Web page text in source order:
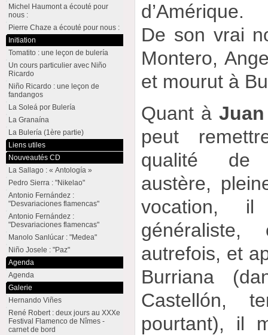
d’Amérique.
De son vrai
Montero,
et mourut à
Quant àJuan
peut
qualité de
austère,
vocation,
autrefois, et
Burriana
Castellón,
pourtant), il
Michel Haumont a écouté pour
nous :
Pierre Chaze a écouté pour nous :
Initiation
Tomatito : une leçon de bulería
Un cours particulier avec Niño
Ricardo
Niño Ricardo : une leçon de
fandangos
La Soleá por Bulería
La Granaína
La Bulería (1ère partie)
Liens utiles
Nouveautés CD
La Sallago : « Antología »
Pedro Sierra : "Nikelao"
Antonio Fernández :
"Desvariaciones flamencas"
Antonio Fernández :
"Desvariaciones flamencas"
Manolo Sanlúcar : "Medea"
Niño Josele : "Paz"
Agenda
Agenda
Galerie
Hernando Viñes
René Robert : deux jours au XXXe
Festival Flamenco de Nîmes -
carnet de bord